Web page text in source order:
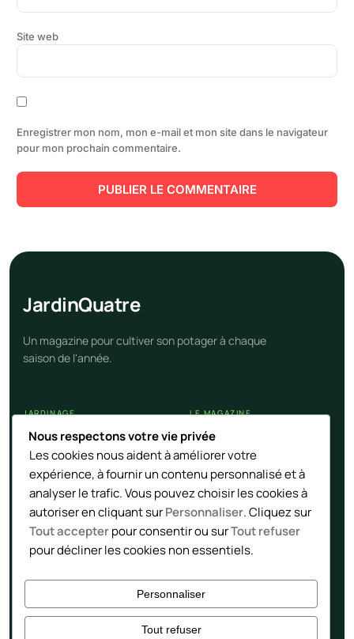
Site web
Enregistrer mon nom, mon e-mail et mon site dans le navigateur
pour mon prochain commentaire.
JardinQuatre
Un magazine pour cultiver son potager à chaque
saison de l'année.
JARDINAGE
Calendrier potager
Cultures et légumes
Techniques naturelles
LE MAGAZINE
Nos articles
Flux RSS
LÉGAL
Nous respectons votre vie privée
Les cookies nous aident à améliorer votre
expérience, à fournir un contenu personnalisé et à
analyser le trafic. Vous pouvez choisir les cookies à
autoriser en cliquant surPersonnaliser. Cliquez sur
Tout accepterpour consentir ou surTout refuser
pour décliner les cookies non essentiels.
Personnaliser
Tout refuser